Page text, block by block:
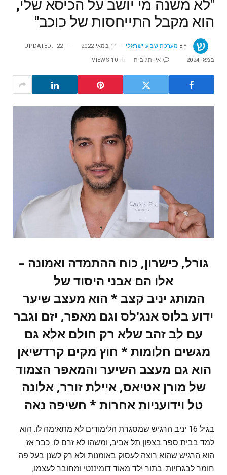
"לא משנה מי יושב על הכיסא שלי,
הוא מקבל התייחסות של כוכב"
BY מערכת שבוע ישראלי 11 במאי 2022 UPDATED: 22
במאי 2024 אין תגובות 10
VIEWS
גורל, כישרון, כוח ההתמדה ואמונה –
אלו הם אבני היסוד של
המותג יניב קצב * הוא מעצב שיער
ידוע בלוס אנג'לס וגם מאפר, יזם וגבר
עם לב זהב שלא רק חולם אלא גם
מגשים חלומות * חוץ מקים קרדשיאן
הוא גם מעצב השיער והמאפר הצמוד
של מורן אטיאס, איילת זורר, אלונה
טל וידועניות אחרות * חשיפה נאה
בגיל 16 יניב הרגיש שמסגרת הלימודים לא מתאימה לו. הוא
למד בבית ספר בצפון תל אביב, ומשהו לא זרם לו. כבר אז
הוא הרגיש שהוא רוצה לעסוק באומנות ולא רק לשנן בעל פה
חומר לבגרויות. בתור ילד מאוד דומיננטי ומחובר לעצמו,